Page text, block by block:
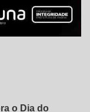
o Dia do